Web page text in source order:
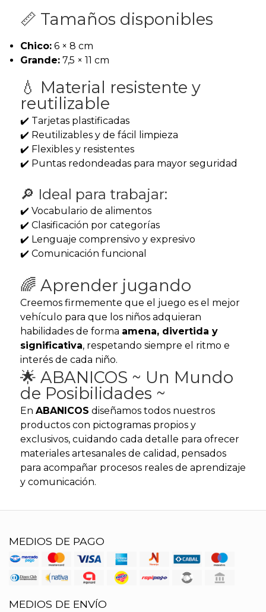
📏 Tamaños disponibles
Chico:6 × 8 cm
Grande:7,5 × 11 cm
💧 Material resistente y
reutilizable
✔️ Tarjetas plastificadas
✔️ Reutilizables y de fácil limpieza
✔️ Flexibles y resistentes
✔️ Puntas redondeadas para mayor seguridad
🔎 Ideal para trabajar:
✔️ Vocabulario de alimentos
✔️ Clasificación por categorías
✔️ Lenguaje comprensivo y expresivo
✔️ Comunicación funcional
🌈 Aprender jugando
Creemos firmemente que el juego es el mejor
vehículo para que los niños adquieran
habilidades de forma amena, divertida y
significativa, respetando siempre el ritmo e
interés de cada niño.
🌟 ABANICOS ~ Un Mundo
de Posibilidades ~
En ABANICOS diseñamos todos nuestros
productos con pictogramas propios y
exclusivos, cuidando cada detalle para ofrecer
materiales artesanales de calidad, pensados
para acompañar procesos reales de aprendizaje
y comunicación.
MEDIOS DE PAGO
MEDIOS DE ENVÍO